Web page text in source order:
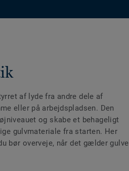
af lyde fra andre dele af
eller på arbejdspladsen. Den
og skabe et behageligt
gulvmateriale fra starten. Her
bør overveje, når det gælder gulve